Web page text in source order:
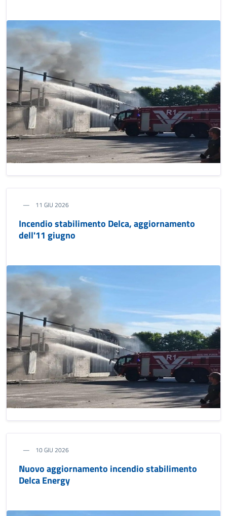
11 GIU 2026
Incendio stabilimento Delca, aggiornamento
dell'11 giugno
10 GIU 2026
Nuovo aggiornamento incendio stabilimento
Delca Energy